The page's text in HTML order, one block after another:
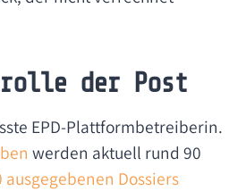
der Post
EPD-Plattformbetreiberin.
werden aktuell rund 90
ausgegebenen Dossiers